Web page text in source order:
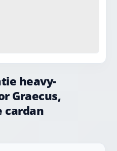
heavy-
Graecus,
cardan